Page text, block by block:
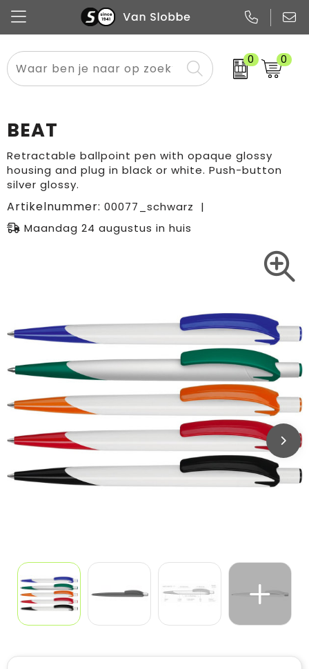
0 0
Alle categorieën
Promo
Pennen
Papier
Flessen
Merken
Meest gekozen
Overig textiel
Boodschappen- en draagtassen
Rugzakken
BEAT
Retractable ballpoint pen with opaque glossy
housing and plug in black or white. Push-button
silver glossy.
Artikelnummer: 00077_schwarz
Maandag 24 augustus in huis